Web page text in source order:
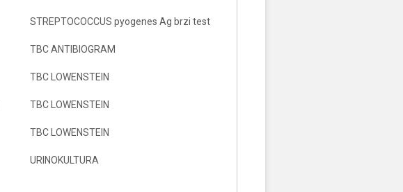
STREPTOCOCCUS pyogenes Ag brzi test
TBC ANTIBIOGRAM
TBC LOWENSTEIN
TBC LOWENSTEIN
TBC LOWENSTEIN
URINOKULTURA